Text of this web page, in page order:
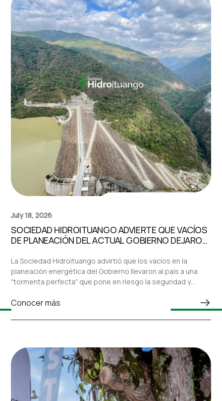
July 18, 2026
SOCIEDAD HIDROITUANGO ADVIERTE QUE VACÍOS
DE PLANEACIÓN DEL ACTUAL GOBIERNO DEJARON
SECTOR ELÉCTRICO
La Sociedad Hidroituango advirtió que los vacíos en la
planeación energética del Gobierno llevaron al país a una
"tormenta perfecta" que pone en riesgo la seguridad y
Conocer más